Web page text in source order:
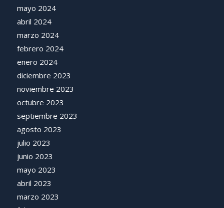
mayo 2024
abril 2024
marzo 2024
febrero 2024
enero 2024
diciembre 2023
noviembre 2023
octubre 2023
septiembre 2023
agosto 2023
julio 2023
junio 2023
mayo 2023
abril 2023
marzo 2023